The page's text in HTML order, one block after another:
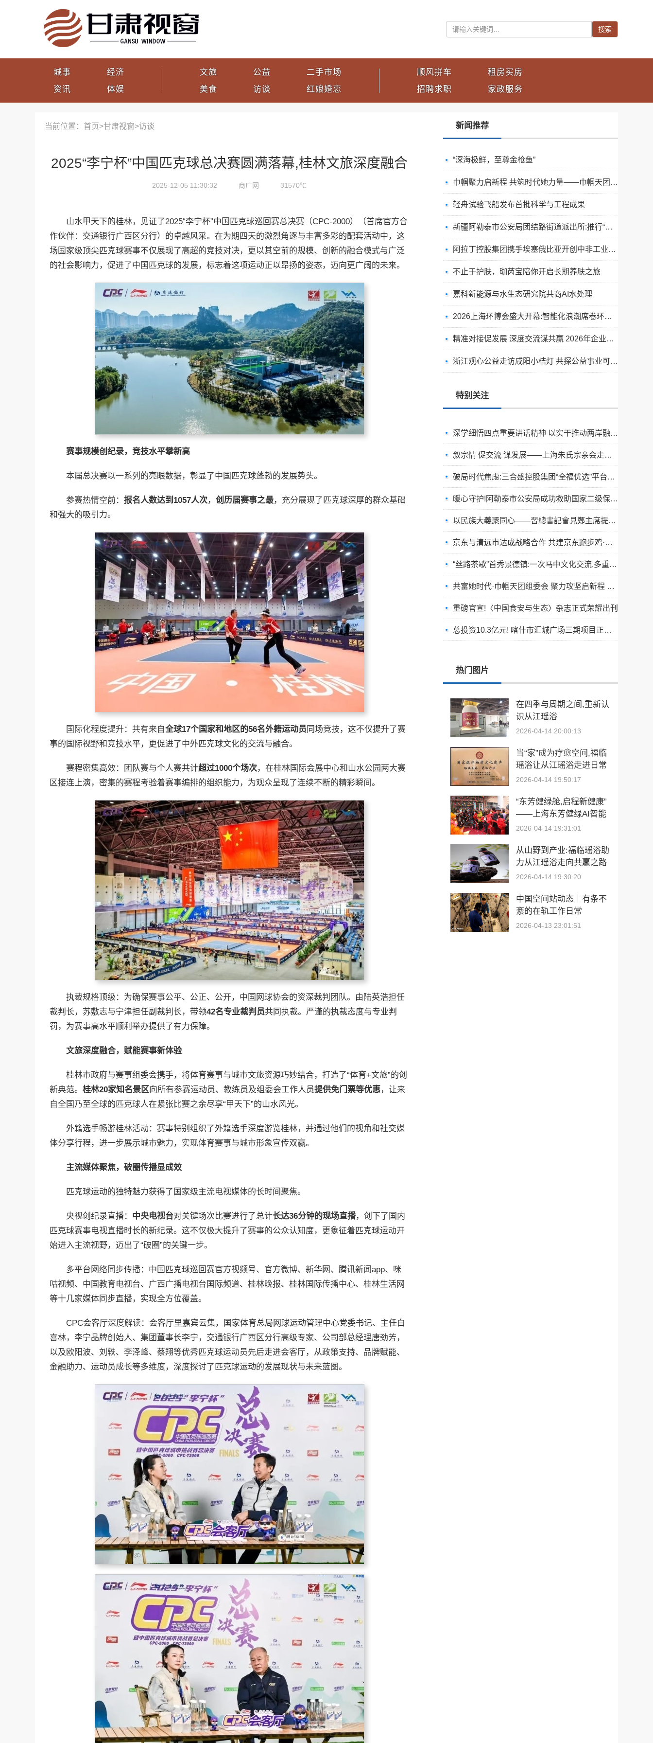
搜索
城事
资讯
经济
体娱
文旅
美食
公益
访谈
二手市场
红娘婚恋
顺风拼车
招聘求职
租房买房
家政服务
当前位置：首页>甘肃视窗>访谈
2025“李宁杯”中国匹克球总决赛圆满落幕,桂林文旅深度融合
2025-12-05 11:30:32 商广网 31570℃
山水甲天下的桂林，见证了2025“李宁杯”中国匹克球巡回赛总决赛（CPC-2000）（首席官方合
作伙伴：交通银行广西区分行）的卓越风采。在为期四天的激烈角逐与丰富多彩的配套活动中，这
场国家级顶尖匹克球赛事不仅展现了高超的竞技对决，更以其空前的规模、创新的融合模式与广泛
的社会影响力，促进了中国匹克球的发展，标志着这项运动正以昂扬的姿态，迈向更广阔的未来。
赛事规模创纪录，竞技水平攀新高
本届总决赛以一系列的亮眼数据，彰显了中国匹克球蓬勃的发展势头。
参赛热情空前： 报名人数达到1057人次， 创历届赛事之最，充分展现了匹克球深厚的群众基础
和强大的吸引力。
国际化程度提升：共有来自全球17个国家和地区的56名外籍运动员 同场竞技，这不仅提升了赛
事的国际视野和竞技水平，更促进了中外匹克球文化的交流与融合。
赛程密集高效：团队赛与个人赛共计超过1000个场次，在桂林国际会展中心和山水公园两大赛
区接连上演，密集的赛程考验着赛事编排的组织能力，为观众呈现了连续不断的精彩瞬间。
执裁规格顶级：为确保赛事公平、公正、公开，中国网球协会的资深裁判团队。由陆英浩担任
裁判长，苏敷志与宁津担任副裁判长，带领42名专业裁判员共同执裁。严谨的执裁态度与专业判
罚，为赛事高水平顺利举办提供了有力保障。
文旅深度融合，赋能赛事新体验
桂林市政府与赛事组委会携手，将体育赛事与城市文旅资源巧妙结合，打造了“体育+文旅”的创
新典范。 桂林20家知名景区向所有参赛运动员、教练员及组委会工作人员提供免门票等优惠，让来
自全国乃至全球的匹克球人在紧张比赛之余尽享“甲天下”的山水风光。
外籍选手畅游桂林活动：赛事特别组织了外籍选手深度游览桂林，并通过他们的视角和社交媒
体分享行程，进一步展示城市魅力，实现体育赛事与城市形象宣传双赢。
主流媒体聚焦，破圈传播显成效
匹克球运动的独特魅力获得了国家级主流电视媒体的长时间聚焦。
央视创纪录直播： 中央电视台对关键场次比赛进行了总计长达36分钟的现场直播，创下了国内
匹克球赛事电视直播时长的新纪录。这不仅极大提升了赛事的公众认知度，更象征着匹克球运动开
始进入主流视野，迈出了“破圈”的关键一步。
多平台网络同步传播：中国匹克球巡回赛官方视频号、官方微博、新华网、腾讯新闻app、咪
咕视频、中国教育电视台、广西广播电视台国际频道、桂林晚报、桂林国际传播中心、桂林生活网
等十几家媒体同步直播，实现全方位覆盖。
CPC会客厅深度解读：会客厅里嘉宾云集，国家体育总局网球运动管理中心党委书记、主任白
喜林，李宁品牌创始人、集团董事长李宁，交通银行广西区分行高级专家、公司部总经理唐劲芳，
以及欧阳波、刘轶、李泽峰、蔡翔等优秀匹克球运动员先后走进会客厅，从政策支持、品牌赋能、
金融助力、运动员成长等多维度，深度探讨了匹克球运动的发展现状与未来蓝图。
新闻推荐
“深海极鲜，至尊金枪鱼”
巾帼聚力启新程 共筑时代她力量——巾帼天团第四次组委会筹备会圆满举办
轻舟试验飞船发布首批科学与工程成果
新疆阿勒泰市公安局团结路街道派出所:推行“五步”工作法 打造新时代“枫”景线
阿拉丁控股集团携手埃塞俄比亚开创中非工业农业合作新篇章
不止于护肤，珈芮宝陪你开启长期养肤之旅
嘉科新能源与水生态研究院共商AI水处理
2026上海环博会盛大开幕:智能化浪潮席卷环保产业
精准对接促发展 深度交流谋共赢 2026年企业投融资交流活动第二期圆满举行
浙江观心公益走访咸阳小桔灯 共探公益事业可持续发展新路径
特别关注
出圈·出山·出海的福临瑶浴
天空实业与香港理工大学筹建载人通航飞机研究院
深学细悟四点重要讲话精神 以实干推动两岸融合发展
叙宗情 促交流 谋发展——上海朱氏宗亲会走进上海晨烨家具有限公司
以民族大義聚同心——習總書記會見鄭主席提出兩岸關系四點重要意見
京东与清远市达成战略合作 共建京东跑步鸡·清远鸡标准体系
共富她时代·巾帼天团组委会 聚力攻坚启新程 星火燎原耀全国
重磅官宣!〈中国食安与生态〉杂志正式荣耀出刊
总投资10.3亿元! 喀什市汇城广场三期项目正式开工
张雪峰事件和慢病逆转抗衰运动健康
從“建國方略”到“十五五”的偉大跨越 獻給孫中山誕辰160周年暨鄭麗文訪陸
热门图片
在四季与周期之间,重新认
识从江瑶浴
2026-04-14 20:00:13
当“家”成为疗愈空间,福临
瑶浴让从江瑶浴走进日常
生活
2026-04-14 19:50:17
“东芳健绿舱,启程新健康”
——上海东芳健绿AI智能
养身舱品牌发布会圆满成
2026-04-14 19:31:01
从山野到产业:福临瑶浴助
力从江瑶浴走向共赢之路
2026-04-14 19:30:20
中国空间站动态｜有条不
紊的在轨工作日常
2026-04-13 23:01:51